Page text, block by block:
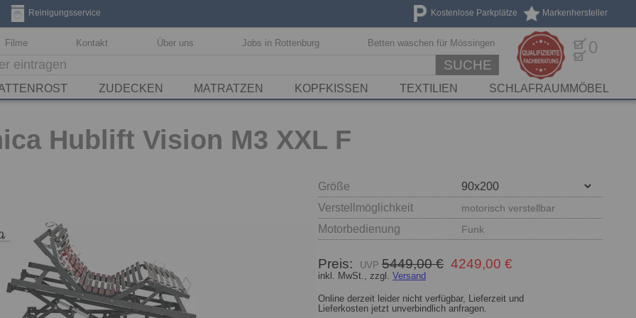
Reinigungsservice Markenhersteller
Kostenlose Parkplätze
Filme Kontakt Über uns Jobs in Rottenburg Betten waschen für Mössingen
SUCHE
0
ZUDECKEN MATRATZEN KOPFKISSEN TEXTILIEN SCHLAFRAUMMÖBEL
Hublift Vision M3 XXL F
Größe
Verstellmöglichkeit
motorisch verstellbar
Motorbedienung Funk
Preis: 5449,00 € 4249,00 €
inkl. MwSt., zzgl. Versand
Online derzeit leider nicht verfügbar, Lieferzeit und
Lieferkosten jetzt unverbindlich anfragen.